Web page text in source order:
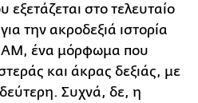
εξετάζεται στο τελευταίο
την ακροδεξιά ιστορία
ένα μόρφωμα που
και άκρας δεξιάς, με
Συχνά, δε, η